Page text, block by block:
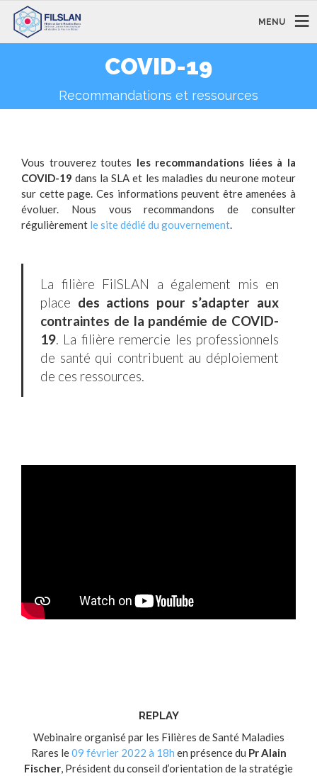
MENU
COVID-19
Recommandations et ressources
Vous trouverez toutes les recommandations liées à la
COVID-19 dans la SLA et les maladies du neurone moteur
sur cette page. Ces informations peuvent être amenées à
évoluer. Nous vous recommandons de consulter
régulièrement le site dédié du gouvernement.
La filière FilSLAN a également mis en
place des actions pour s’adapter aux
contraintes de la pandémie de COVID-
19. La filière remercie les professionnels
de santé qui contribuent au déploiement
de ces ressources.
REPLAY
Webinaire organisé par les Filières de Santé Maladies
Rares le09 février 2022 à 18h en présence du Pr Alain
Fischer, Président du conseil d’orientation de la stratégie